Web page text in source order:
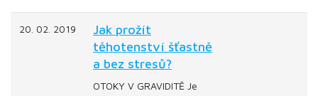
20. 02. 2019
Jak prožít
těhotenství šťastně
a bez stresů?
OTOKY V GRAVIDITĚ Je